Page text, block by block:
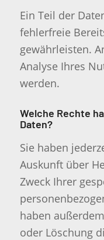
Ein Teil der
fehlerfreie
gewährleisten.
Analyse Ihres
werden.
Welche Rechte
Daten?
Sie haben
Auskunft über
Zweck Ihrer
haben
oder Löschung